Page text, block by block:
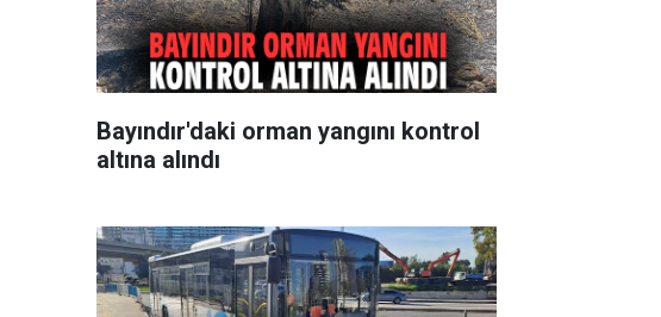
Bayındır'daki orman yangını kontrol
altına alındı